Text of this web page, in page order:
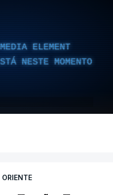
ELEMENT
NESTE MOMENTO
ORIENTE